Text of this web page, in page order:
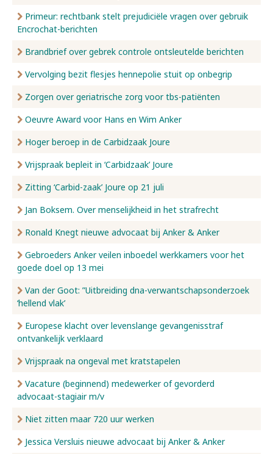
Primeur: rechtbank stelt prejudiciële vragen over gebruik
Encrochat-berichten
Brandbrief over gebrek controle ontsleutelde berichten
Vervolging bezit flesjes hennepolie stuit op onbegrip
Zorgen over geriatrische zorg voor tbs-patiënten
Oeuvre Award voor Hans en Wim Anker
Hoger beroep in de Carbidzaak Joure
Vrijspraak bepleit in ‘Carbidzaak’ Joure
Zitting ‘Carbid-zaak’ Joure op 21 juli
Jan Boksem. Over menselijkheid in het strafrecht
Ronald Knegt nieuwe advocaat bij Anker & Anker
Gebroeders Anker veilen inboedel werkkamers voor het
goede doel op 13 mei
Van der Goot: ”Uitbreiding dna-verwantschapsonderzoek
‘hellend vlak’
Europese klacht over levenslange gevangenisstraf
ontvankelijk verklaard
Vrijspraak na ongeval met kratstapelen
Vacature (beginnend) medewerker of gevorderd
advocaat-stagiair m/v
Niet zitten maar 720 uur werken
Jessica Versluis nieuwe advocaat bij Anker & Anker